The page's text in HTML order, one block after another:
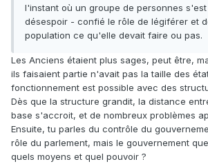
l'instant où un groupe de personnes
désespoir - confié le rôle de légiférer et
population ce qu'elle devait faire ou pas.
Les Anciens étaient plus sages, peut être,
ils faisaient partie n'avait pas la taille des
fonctionnement est possible avec des
Dès que la structure grandit, la distance
base s'accroit, et de nombreux problèmes
Ensuite, tu parles du contrôle du
rôle du parlement, mais le gouvernement
quels moyens et quel pouvoir ?